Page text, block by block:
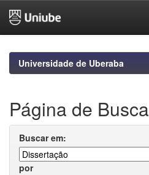
navigationUniversidade de Uberaba
Página de Busca
Buscar em:
por